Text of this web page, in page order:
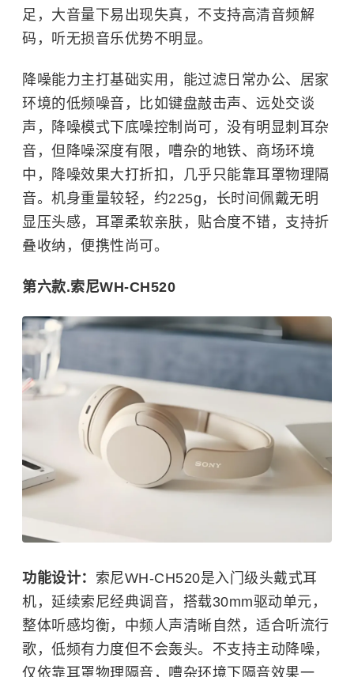
足，大音量下易出现失真，不支持高清音频解
码，听无损音乐优势不明显。
降噪能力主打基础实用，能过滤日常办公、居家
环境的低频噪音，比如键盘敲击声、远处交谈
声，降噪模式下底噪控制尚可，没有明显刺耳杂
音，但降噪深度有限，嘈杂的地铁、商场环境
中，降噪效果大打折扣，几乎只能靠耳罩物理隔
音。机身重量较轻，约225g，长时间佩戴无明
显压头感，耳罩柔软亲肤，贴合度不错，支持折
叠收纳，便携性尚可。
第六款.索尼WH-CH520
功能设计： 索尼WH-CH520是入门级头戴式耳
机，延续索尼经典调音，搭载30mm驱动单元，
整体听感均衡，中频人声清晰自然，适合听流行
歌，低频有力度但不会轰头。不支持主动降噪，
仅依靠耳罩物理隔音，嘈杂环境下隔音效果一